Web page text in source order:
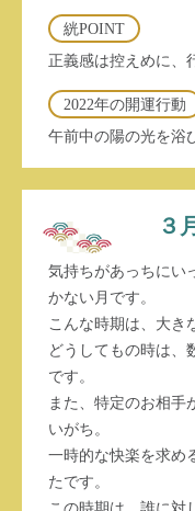
絖POINT
正義感は控えめに、
2022年の開運行動
午前中の陽の光を浴
３
気持ちがあっちにい
かない月です。
こんな時期は、大き
どうしてもの時は、
です。
また、特定のお相手
いがち。
一時的な快楽を求め
たです。